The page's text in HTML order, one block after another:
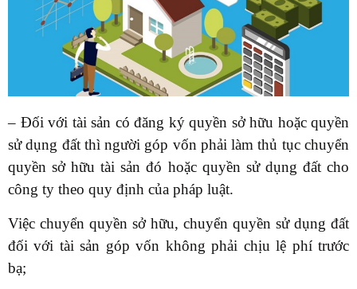
– Đối với tài sản có đăng ký quyền sở hữu hoặc quyền
sử dụng đất thì người góp vốn phải làm thủ tục chuyển
quyền sở hữu tài sản đó hoặc quyền sử dụng đất cho
công ty theo quy định của pháp luật.
Việc chuyển quyền sở hữu, chuyển quyền sử dụng đất
đối với tài sản góp vốn không phải chịu lệ phí trước
bạ;